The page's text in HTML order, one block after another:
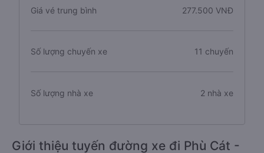
Giá vé trung bình 277.500 VNĐ
Số lượng chuyến xe 11 chuyến
Số lượng nhà xe 2 nhà xe
Giới thiệu tuyến đường xe đi Phù Cát -